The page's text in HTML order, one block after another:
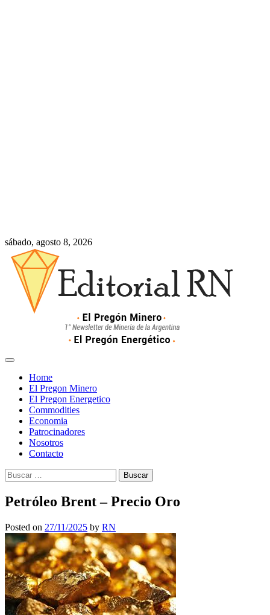
sábado, agosto 8, 2026
Home
El Pregon Minero
El Pregon Energetico
Commodities
Economia
Patrocinadores
Nosotros
Contacto
Buscar:
Petróleo Brent – Precio Oro
Posted on 27/11/2025 by RN